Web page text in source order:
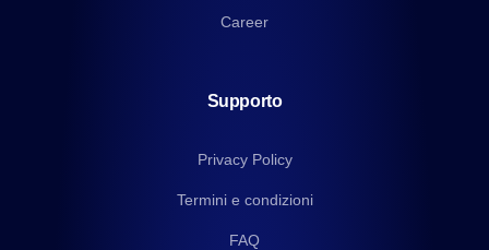
Career
Supporto
Privacy Policy
Termini e condizioni
FAQ